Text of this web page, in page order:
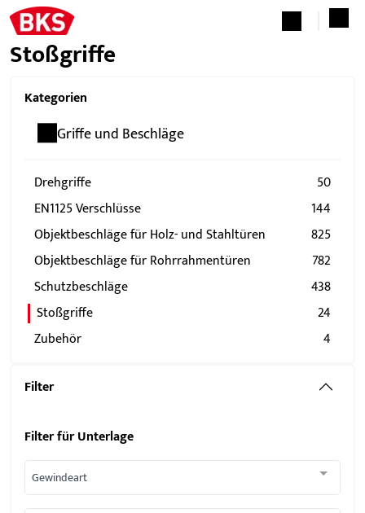
Stoßgriffe
Kategorien
Griffe und Beschläge
Drehgriffe
50
EN1125 Verschlüsse
144
Objektbeschläge für Holz- und Stahltüren
825
Objektbeschläge für Rohrrahmentüren
782
Schutzbeschläge
438
Stoßgriffe
24
Zubehör
4
Filter
Filter fürUnterlage
Gewindeart